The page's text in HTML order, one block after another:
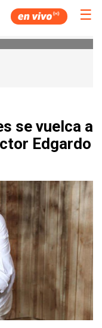
☰
se vuelca a
Edgardo